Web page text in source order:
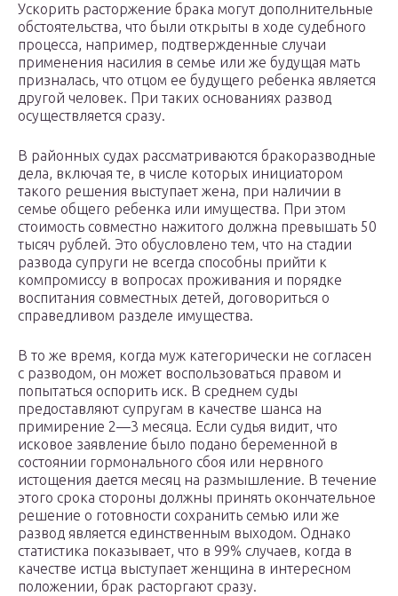
Ускорить расторжение брака могут дополнительные
обстоятельства, что были открыты в ходе судебного
процесса, например, подтвержденные случаи
применения насилия в семье или же будущая мать
призналась, что отцом ее будущего ребенка является
другой человек. При таких основаниях развод
осуществляется сразу.
В районных судах рассматриваются бракоразводные
дела, включая те, в числе которых инициатором
такого решения выступает жена, при наличии в
семье общего ребенка или имущества. При этом
стоимость совместно нажитого должна превышать 50
тысяч рублей. Это обусловлено тем, что на стадии
развода супруги не всегда способны прийти к
компромиссу в вопросах проживания и порядке
воспитания совместных детей, договориться о
справедливом разделе имущества.
В то же время, когда муж категорически не согласен
с разводом, он может воспользоваться правом и
попытаться оспорить иск. В среднем суды
предоставляют супругам в качестве шанса на
примирение 2—3 месяца. Если судья видит, что
исковое заявление было подано беременной в
состоянии гормонального сбоя или нервного
истощения дается месяц на размышление. В течение
этого срока стороны должны принять окончательное
решение о готовности сохранить семью или же
развод является единственным выходом. Однако
статистика показывает, что в 99% случаев, когда в
качестве истца выступает женщина в интересном
положении, брак расторгают сразу.